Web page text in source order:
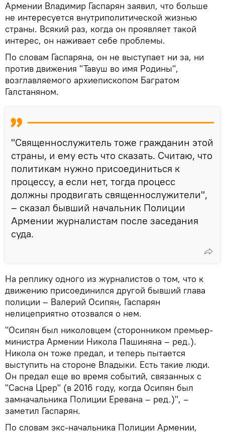
Армении Владимир Гаспарян заявил, что больше
не интересуется внутриполитической жизнью
страны. Всякий раз, когда он проявляет такой
интерес, он наживает себе проблемы.
По словам Гаспаряна, он не выступает ни за, ни
против движения "Тавуш во имя Родины",
возглавляемого архиепископом Багратом
Галстаняном.
"Священнослужитель тоже гражданин этой
страны, и ему есть что сказать. Считаю, что
политикам нужно присоединиться к
процессу, а если нет, тогда процесс
должны продвигать священнослужители",
– сказал бывший начальник Полиции
Армении журналистам после заседания
суда.
На реплику одного из журналистов о том, что к
движению присоединился другой бывший глава
полиции – Валерий Осипян, Гаспарян
нелицеприятно отозвался о нем.
"Осипян был николовцем (сторонником премьер-
министра Армении Никола Пашиняна – ред.).
Никола он тоже предал, и теперь пытается
выступить на стороне Владыки. Есть такие люди.
Он предал еще во время событий, связанных с
"Сасна Црер" (в 2016 году, когда Осипян был
замначальника Полиции Еревана – ред.)", –
заметил Гаспарян.
По словам экс-начальника Полиции Армении,